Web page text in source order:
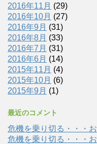
2016年11月 (29)
2016年10月 (27)
2016年9月 (31)
2016年8月 (33)
2016年7月 (31)
2016年6月 (14)
2015年11月 (4)
2015年10月 (6)
2015年9月 (1)
最近のコメント
危機を乗り切る・・・
危機を乗り切る・・・